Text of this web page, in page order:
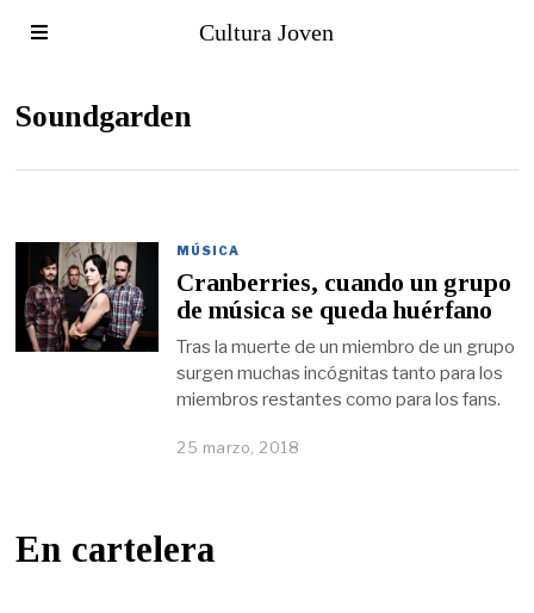
Cultura Joven
Soundgarden
MÚSICA
Cranberries, cuando un grupo
de música se queda huérfano
Tras la muerte de un miembro de un grupo
surgen muchas incógnitas tanto para los
miembros restantes como para los fans.
25 marzo, 2018
En cartelera